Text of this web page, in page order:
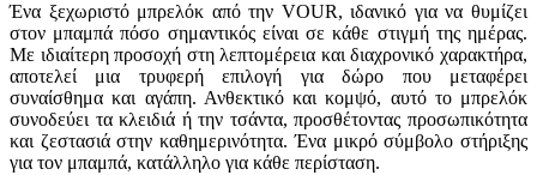
Ένα ξεχωριστό μπρελόκ από την VOUR, ιδανικό για να θυμίζει
στον μπαμπά πόσο σημαντικός είναι σε κάθε στιγμή της ημέρας.
Με ιδιαίτερη προσοχή στη λεπτομέρεια και διαχρονικό χαρακτήρα,
αποτελεί μια τρυφερή επιλογή για δώρο που μεταφέρει
συναίσθημα και αγάπη. Ανθεκτικό και κομψό, αυτό το μπρελόκ
συνοδεύει τα κλειδιά ή την τσάντα, προσθέτοντας προσωπικότητα
και ζεστασιά στην καθημερινότητα. Ένα μικρό σύμβολο στήριξης
για τον μπαμπά, κατάλληλο για κάθε περίσταση.